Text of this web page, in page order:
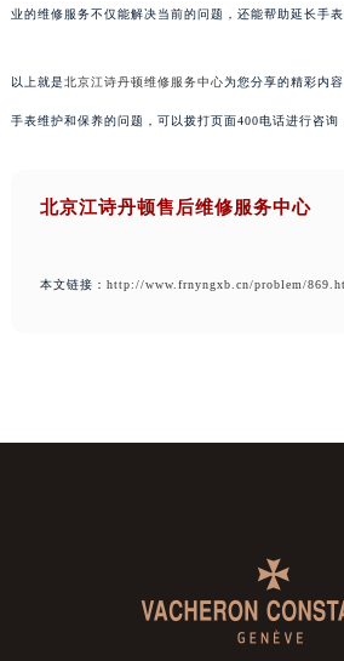
业的维修服务不仅能解决当前的问题，还能帮助延长手表
以上就是北京江诗丹顿维修服务中心为您分享的精彩内
手表维护和保养的问题，可以拨打页面400电话进行咨询
北京江诗丹顿售后维修服务中心
本文链接： http://www.frnyngxb.cn/problem/